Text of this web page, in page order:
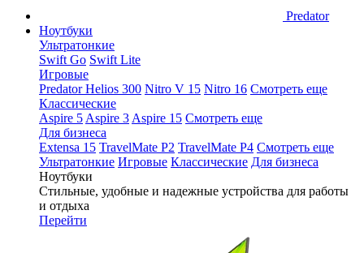
Predator
Ноутбуки
Ультратонкие
Swift Go Swift Lite
Игровые
Predator Helios 300 Nitro V 15 Nitro 16 Смотреть еще
Классические
Aspire 5 Aspire 3 Aspire 15 Смотреть еще
Для бизнеса
Extensa 15 TravelMate P2 TravelMate P4 Смотреть еще
Ультратонкие Игровые Классические Для бизнеса
Ноутбуки
Стильные, удобные и надежные устройства для работы
и отдыха
Перейти